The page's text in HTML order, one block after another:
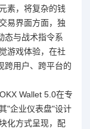
素，将复杂的钱
易界面方面，独
态与战术指令系
游戏体验，在社
跨用户、跨平台的
Wallet 5.0在专
"企业仪表盘"设计
化方式呈现，配